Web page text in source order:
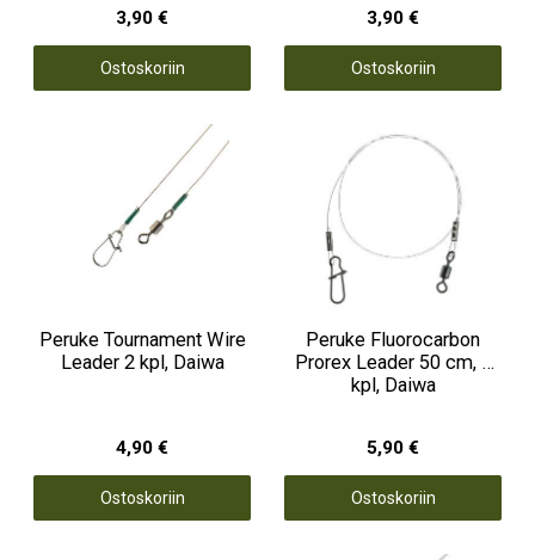
3,90 €
Ostoskoriin
3,90 €
Ostoskoriin
Peruke Tournament Wire
Leader 2 kpl, Daiwa
4,90 €
Ostoskoriin
Peruke Fluorocarbon
Prorex Leader 50 cm, 2
kpl, Daiwa
5,90 €
Ostoskoriin